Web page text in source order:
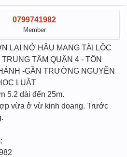
0799741982
Member
LẠI NỞ HẬU MANG TÀI LỘC
TÂM QUẬN 4 - TÔN
-GẦN TRƯỜNG NGUYỄN
LUẬT
5.2 dài đến 25m.
vừa ở vừ kinh doang. Trước